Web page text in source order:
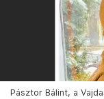
Pásztor Bálint, a